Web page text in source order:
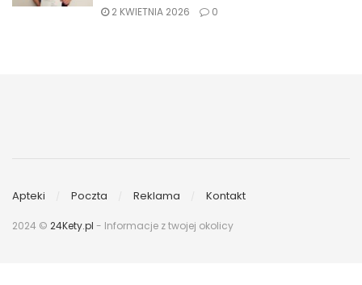
2 KWIETNIA 2026 0
Apteki Poczta Reklama Kontakt
2024 © 24Kety.pl - Informacje z twojej okolicy